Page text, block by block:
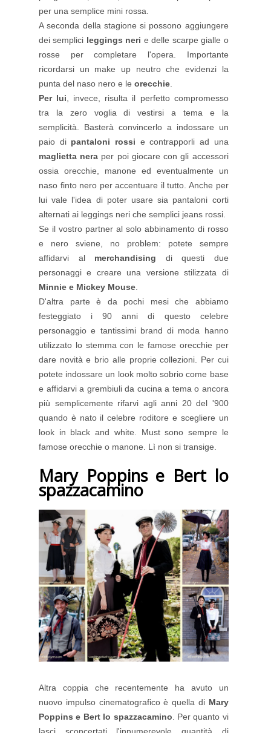
per una semplice mini rossa.
A seconda della stagione si possono aggiungere
dei semplici leggings neri e delle scarpe gialle o
rosse per completare l'opera. Importante
ricordarsi un make up neutro che evidenzi la
punta del naso nero e le orecchie.
Per lui, invece, risulta il perfetto compromesso
tra la zero voglia di vestirsi a tema e la
semplicità. Basterà convincerlo a indossare un
paio di pantaloni rossi e contrapporli ad una
maglietta nera per poi giocare con gli accessori
ossia orecchie, manone ed eventualmente un
naso finto nero per accentuare il tutto. Anche per
lui vale l'idea di poter usare sia pantaloni corti
alternati ai leggings neri che semplici jeans rossi.
Se il vostro partner al solo abbinamento di rosso
e nero sviene, no problem: potete sempre
affidarvi al merchandising di questi due
personaggi e creare una versione stilizzata di
Minnie e Mickey Mouse.
D'altra parte è da pochi mesi che abbiamo
festeggiato i 90 anni di questo celebre
personaggio e tantissimi brand di moda hanno
utilizzato lo stemma con le famose orecchie per
dare novità e brio alle proprie collezioni. Per cui
potete indossare un look molto sobrio come base
e affidarvi a grembiuli da cucina a tema o ancora
più semplicemente rifarvi agli anni 20 del '900
quando è nato il celebre roditore e scegliere un
look in black and white. Must sono sempre le
famose orecchie o manone. Lì non si transige.
Mary Poppins e Bert lo
spazzacamino
Altra coppia che recentemente ha avuto un
nuovo impulso cinematografico è quella di Mary
Poppins e Bert lo spazzacamino . Per quanto vi